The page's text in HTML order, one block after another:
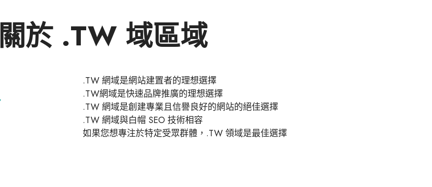
關於 .TW 域區域
.TW 網域是網站建置者的理想選擇
.TW網域是快速品牌推廣的理想選擇
.TW 網域是創建專業且信譽良好的網站的絕佳選擇
.TW 網域與白帽 SEO 技術相容
如果您想專注於特定受眾群體，.TW 領域是最佳選擇